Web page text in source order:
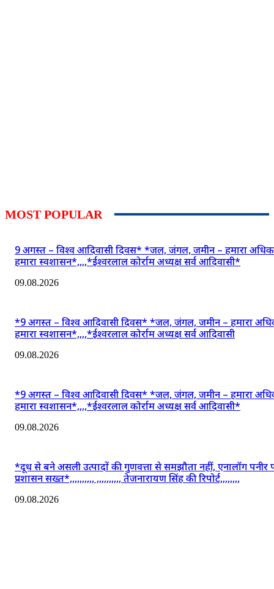
MOST POPULAR
9 अगस्त – विश्व आदिवासी दिवस* *जल, जंगल, जमीन – हमारा
हमारा स्वशासन*,,,,*ईश्वरलाल कोर्राम अध्यक्ष सर्व आदिवासी*
09.08.2026
*9 अगस्त – विश्व आदिवासी दिवस* *जल, जंगल, जमीन – हमारा
हमारा स्वशासन*,,,,*ईश्वरलाल कोर्राम अध्यक्ष सर्व आदिवासी
09.08.2026
*9 अगस्त – विश्व आदिवासी दिवस* *जल, जंगल, जमीन – हमारा
हमारा स्वशासन*,,,,*ईश्वरलाल कोर्राम अध्यक्ष सर्व आदिवासी*
09.08.2026
*दूध से बने असली उत्पादों की गुणवत्ता से समझौता नहीं, एनालॉग पनीर
प्रशासन सख्त*,,,,,,,,,, ,,,,,,,,,, तेजनारायण सिंह की रिपोर्ट,,,,,,,,
09.08.2026